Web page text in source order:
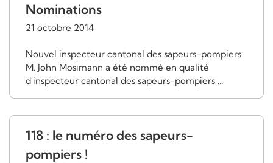
Nominations
21 octobre 2014
Nouvel inspecteur cantonal des sapeurs-pompiers
M. John Mosimann a été nommé en qualité
d'inspecteur cantonal des sapeurs-pompiers ...
118 : le numéro des sapeurs-
pompiers !